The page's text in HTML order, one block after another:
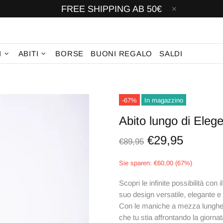
FREE SHIPPING AB 50€
ABITI BORSE BUONI REGALO SALDI
-67% In magazzino
Abito lungo di
€89,95 €29,95
Sie sparen: €60,00 (67%)
Scopri le infinite possibilità con
suo design versatile, elegante
Con le maniche a mezza
che tu stia affrontando la